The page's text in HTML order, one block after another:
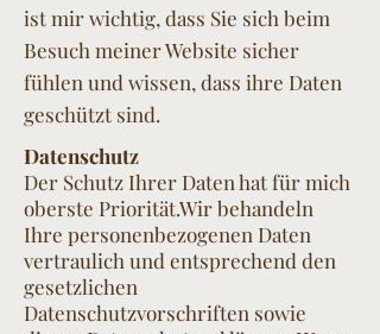
ist mir wichtig, dass Sie sich beim
Besuch meiner Website sicher
fühlen und wissen, dass ihre Daten
geschützt sind.
Datenschutz
Der Schutz Ihrer Daten hat für mich
oberste Priorität.Wir behandeln
Ihre personenbezogenen Daten
vertraulich und entsprechend den
gesetzlichen
Datenschutzvorschriften sowie